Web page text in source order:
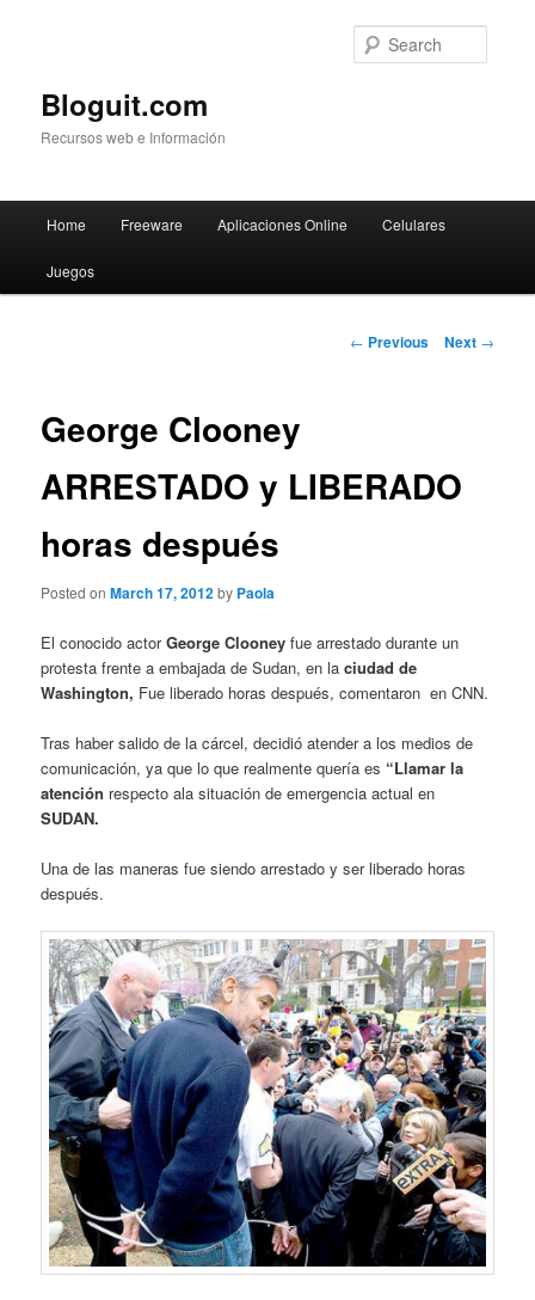
Bloguit.com
Recursos web e Información
Skip
to
Home Freeware Aplicaciones Online Celulares
Juegos
Post
← Previous Next →
George Clooney
ARRESTADO y LIBERADO
horas después
Posted onMarch 17, 2012by Paola
El conocido actorGeorge Clooney fue arrestado durante un
protesta frente a embajada de Sudan, en laciudad de
Washington, Fue liberado horas después, comentaron en CNN.
Tras haber salido de la cárcel, decidió atender a los medios de
comunicación, ya que lo que realmente quería es “Llamar la
atención respecto ala situación de emergencia actual en
SUDAN.
Una de las maneras fue siendo arrestado y ser liberado horas
después.